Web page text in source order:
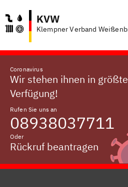
KVW
Klempner Verband
Coronavirus
Wir stehen ihnen in
Verfügung!
Rufen Sie uns an
08938037711
Oder
Rückruf beantragen